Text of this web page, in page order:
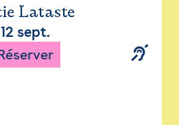
Lataste
12 sept.